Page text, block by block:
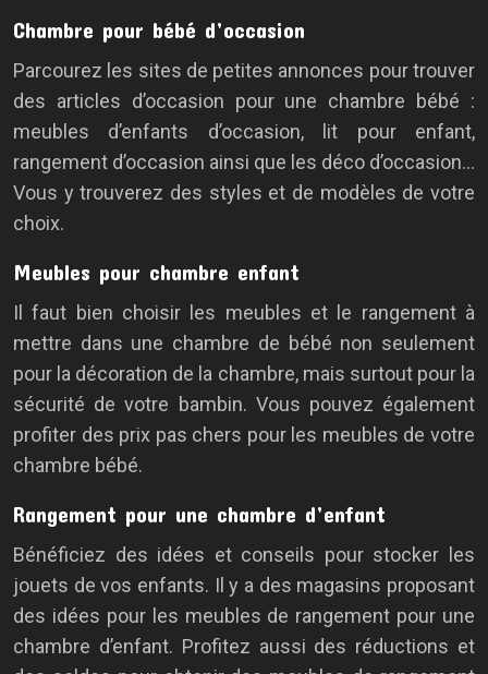
Chambre pour bébé d’occasion
Parcourez les sites de petites annonces pour trouver
des articles d’occasion pour une chambre bébé :
meubles d’enfants d’occasion, lit pour enfant,
rangement d’occasion ainsi que les déco d’occasion…
Vous y trouverez des styles et de modèles de votre
choix.
Meubles pour chambre enfant
Il faut bien choisir les meubles et le rangement à
mettre dans une chambre de bébé non seulement
pour la décoration de la chambre, mais surtout pour la
sécurité de votre bambin. Vous pouvez également
profiter des prix pas chers pour les meubles de votre
chambre bébé.
Rangement pour une chambre d’enfant
Bénéficiez des idées et conseils pour stocker les
jouets de vos enfants. Il y a des magasins proposant
des idées pour les meubles de rangement pour une
chambre d’enfant. Profitez aussi des réductions et